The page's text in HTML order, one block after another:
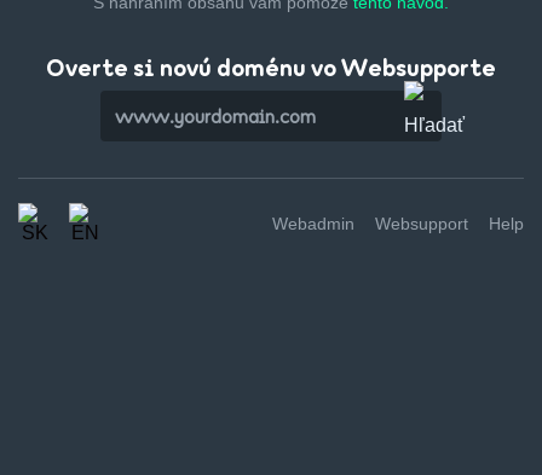
Overte si novú doménu vo Websupporte
Webadmin Websupport Help